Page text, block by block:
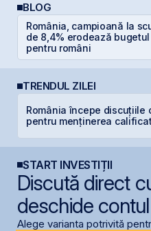
BLOG
România, campioană la
de 8,4% erodează
pentru români
TRENDUL ZILEI
România începe discuțiile
pentru menținerea
START INVESTIȚII
Discută direct
deschide contul
Alege varianta potrivită